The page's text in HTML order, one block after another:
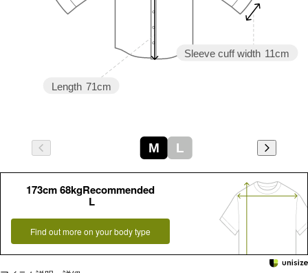
Sleeve cuff width 11cm
Length 71cm
M L
173cm 68kgRecommended
L
Find out more on your body type